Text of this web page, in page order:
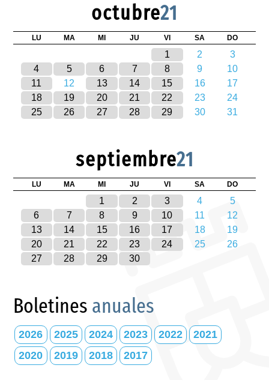
octubre21
LU MA MI JU VI SA DO
1 2
3
4
5 6 7 8 9
10
11
12 13 14 15 16
17
18
19 20 21 22 23
24
25
26 27 28 29 30 31
septiembre21
LU MA MI JU VI SA DO
1 2 3 4
5
6
7 8 9 10 11
12
13
14 15 16 17 18
19
20
21 22 23 24 25
26
27
28 29 30
Boletines anuales
2026 2025 2024 2023 2022
2021
2020
2019 2018 2017